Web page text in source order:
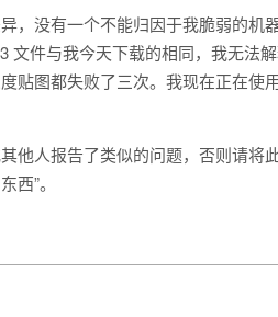
，没有一个不能归因于我脆弱的机
文件与我今天下载的相同，我无法
贴图都失败了三次。我现在正在使
他人报告了类似的问题，否则请将
西”。